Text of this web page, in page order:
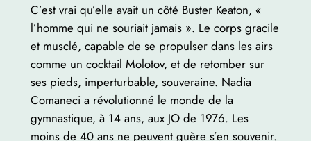
C’est vrai qu’elle avait un côté Buster Keaton, «
l’homme qui ne souriait jamais ». Le corps gracile
et musclé, capable de se propulser dans les airs
comme un cocktail Molotov, et de retomber sur
ses pieds, imperturbable, souveraine. Nadia
Comaneci a révolutionné le monde de la
gymnastique, à 14 ans, aux JO de 1976. Les
moins de 40 ans ne peuvent guère s’en souvenir.